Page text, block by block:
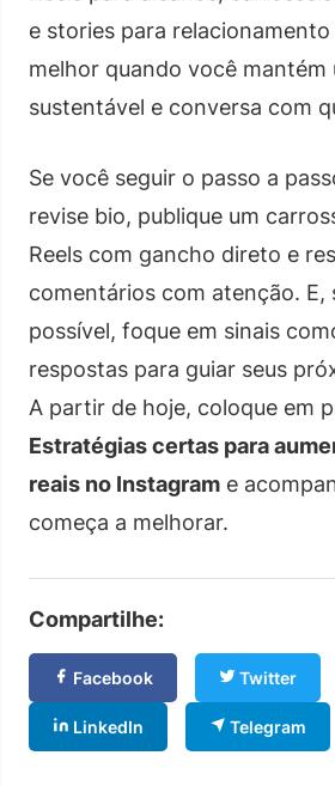
e stories para
melhor quando você mantém
sustentável e conversa com
Se você seguir o passo a
revise bio, publique um
Reels com gancho direto e
comentários com atenção. E,
possível, foque em sinais
respostas para guiar seus
A partir de hoje, coloque em
Estratégias certas para
reais no Instagram e
começa a melhorar.
Compartilhe:
Facebook Twitter
LinkedIn Telegram